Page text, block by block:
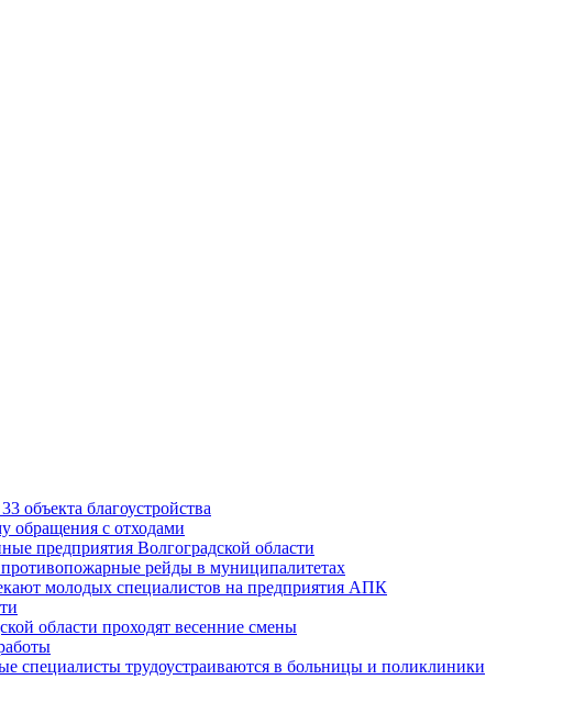
объекта благоустройства
обращения с отходами
предприятия Волгоградской области
рейды в муниципалитетах
молодых специалистов на предприятия АПК
области проходят весенние смены
специалисты трудоустраиваются в больницы и поликлиники